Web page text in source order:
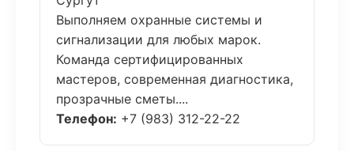
Выполняем охранные системы и
сигнализации для любых марок.
Команда сертифицированных
мастеров, современная диагностика,
прозрачные сметы....
Телефон: +7 (983) 312-22-22